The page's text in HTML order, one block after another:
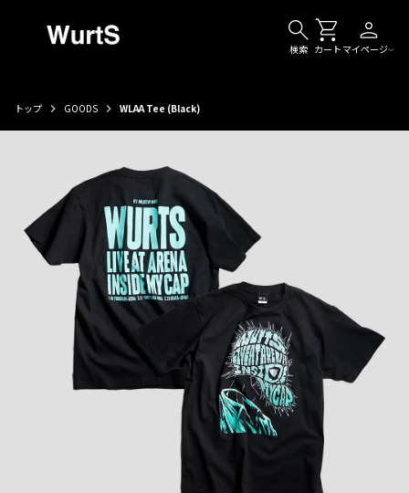
検索 カート マイページ
トップ GOODS WLAA Tee (Black)